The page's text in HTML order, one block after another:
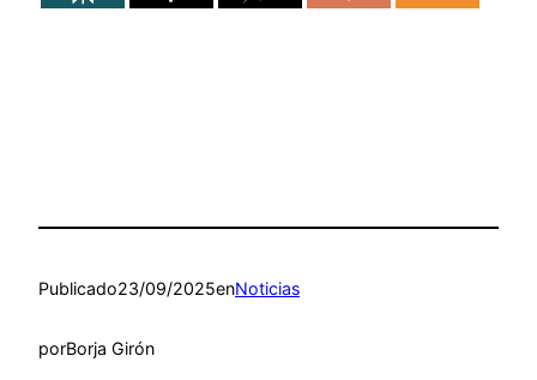
Publicado23/09/2025enNoticias
porBorja Girón